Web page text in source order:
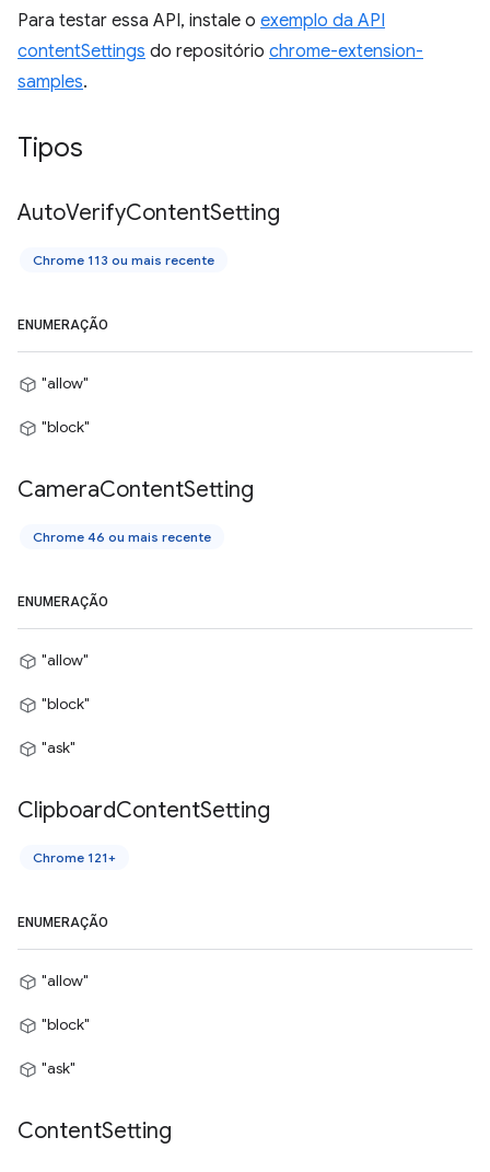
Para testar essa API, instale o exemplo da API
contentSettings do repositório chrome-extension-
samples.
Tipos
AutoVerifyContentSetting
Chrome 113 ou mais recente
ENUMERAÇÃO
"allow"
"block"
CameraContentSetting
Chrome 46 ou mais recente
ENUMERAÇÃO
"allow"
"block"
"ask"
ClipboardContentSetting
Chrome 121+
ENUMERAÇÃO
"allow"
"block"
"ask"
ContentSetting